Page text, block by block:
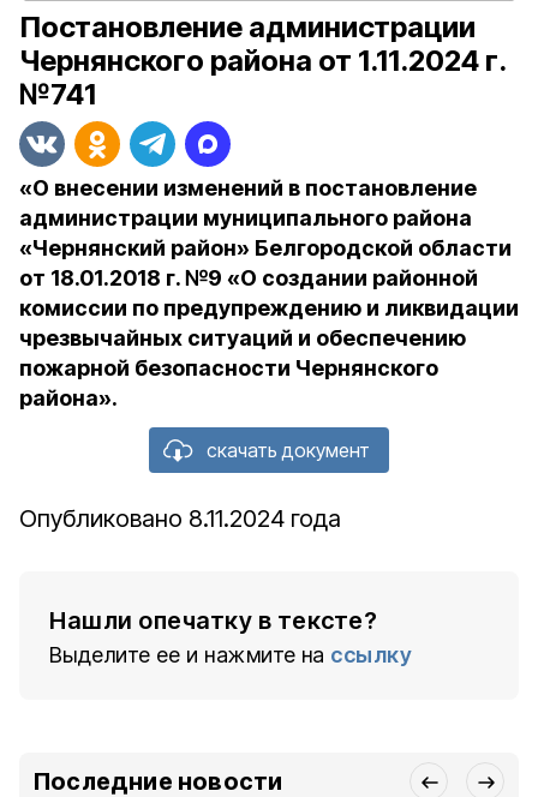
Постановление администрации
Чернянского района от 1.11.2024 г.
№741
«О внесении изменений в постановление
администрации муниципального района
«Чернянский район» Белгородской области
от 18.01.2018 г. №9 «О создании районной
комиссии по предупреждению и ликвидации
чрезвычайных ситуаций и обеспечению
пожарной безопасности Чернянского
района».
скачать документ
Опубликовано 8.11.2024 года
Нашли опечатку в тексте?
Выделите ее и нажмите на ссылку
Последние новости